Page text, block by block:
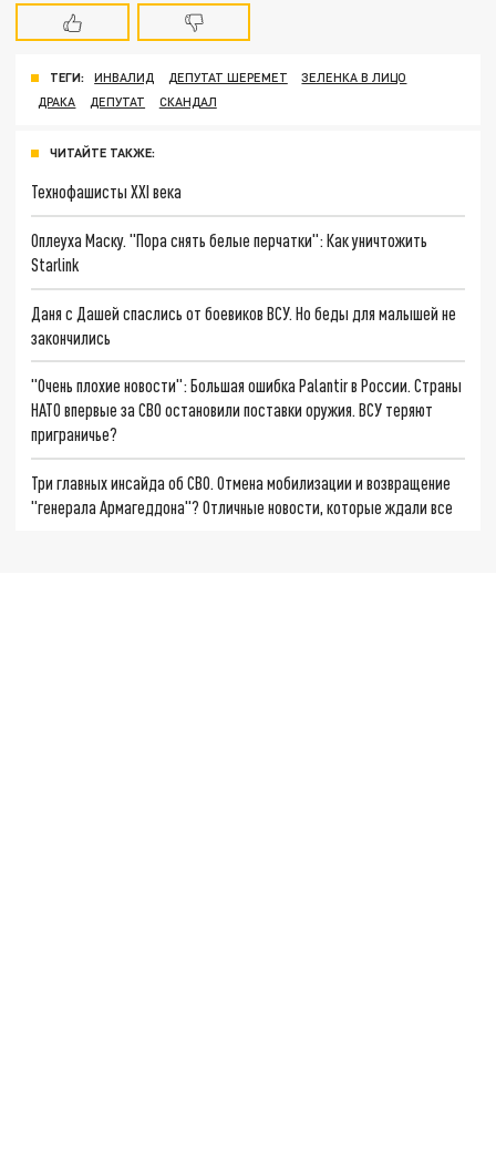
ТЕГИ: ИНВАЛИД ДЕПУТАТ ШЕРЕМЕТ
ЗЕЛЕНКА В ЛИЦО
ДРАКА
ДЕПУТАТ СКАНДАЛ
ЧИТАЙТЕ ТАКЖЕ:
Технофашисты XXI века
Оплеуха Маску. "Пора снять белые перчатки": Как уничтожить
Starlink
Даня с Дашей спаслись от боевиков ВСУ. Но беды для малышей не
закончились
"Очень плохие новости": Большая ошибка Palantir в России. Страны
НАТО впервые за СВО остановили поставки оружия. ВСУ теряют
приграничье?
Три главных инсайда об СВО. Отмена мобилизации и возвращение
"генерала Армагеддона"? Отличные новости, которые ждали все